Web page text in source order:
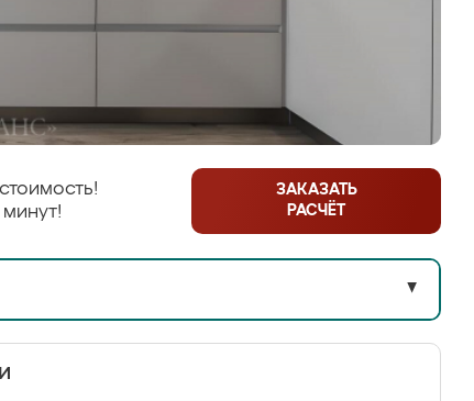
ЗАКАЗАТЬ
РАСЧЁТ
▼